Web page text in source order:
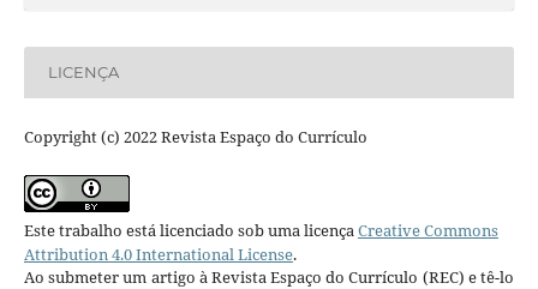
LICENÇA
Copyright (c) 2022 Revista Espaço do Currículo
Este trabalho está licenciado sob uma licençaCreative Commons
Attribution 4.0 International License.
Ao submeter um artigo à Revista Espaço do Currículo (REC) e tê-lo